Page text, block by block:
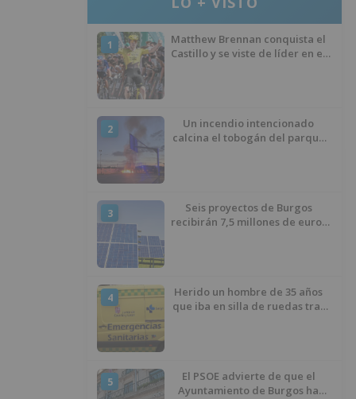
1
Matthew Brennan conquista el
Castillo y se viste de líder en el
2
Un incendio intencionado
calcina el tobogán del parque
3
Seis proyectos de Burgos
recibirán 7,5 millones de euros
4
Herido un hombre de 35 años
que iba en silla de ruedas tras
5
El PSOE advierte de que el
Ayuntamiento de Burgos ha